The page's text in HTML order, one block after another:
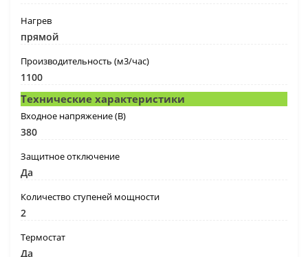
Нагрев
прямой
Производительность (м3/час)
1100
Технические характеристики
Входное напряжение (В)
380
Защитное отключение
Да
Количество ступеней мощности
2
Термостат
Да